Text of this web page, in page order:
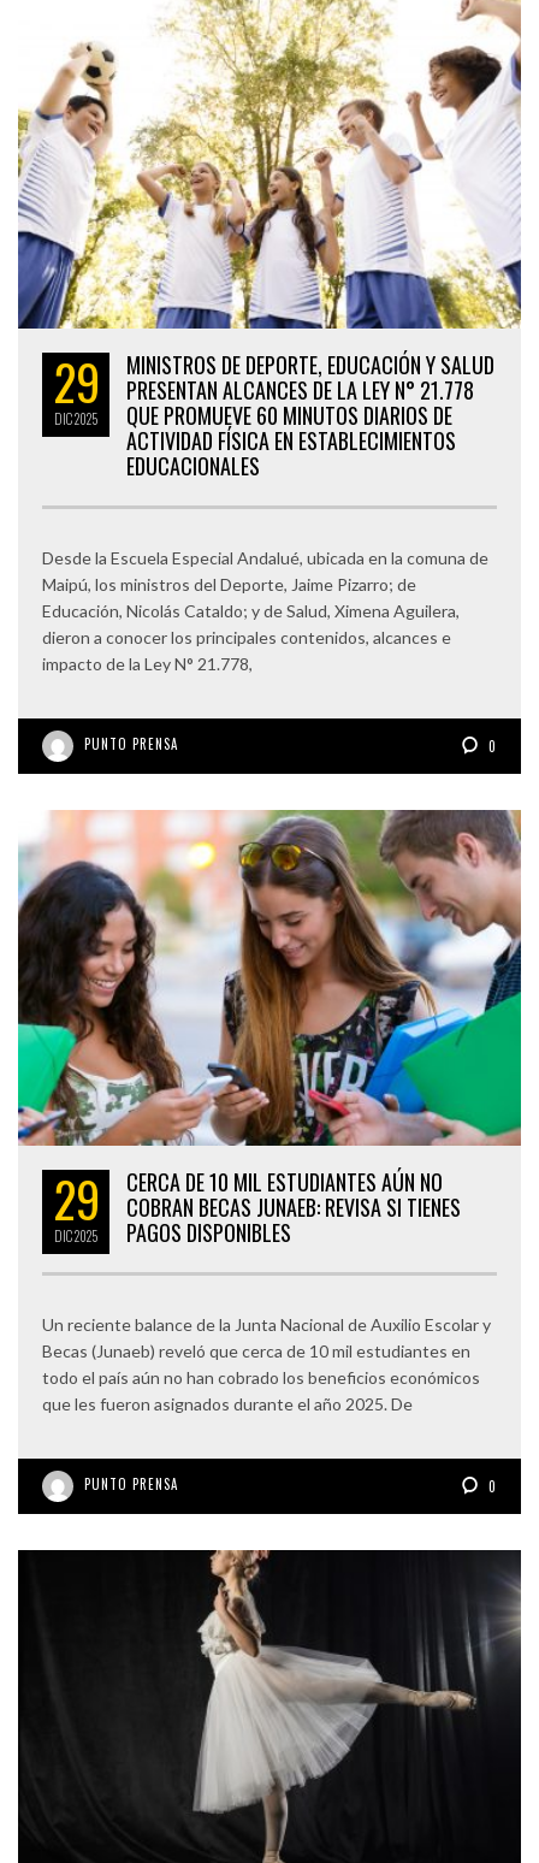
29
DIC2025
MINISTROS DE DEPORTE, EDUCACIÓN Y SALUD
PRESENTAN ALCANCES DE LA LEY N° 21.778
QUE PROMUEVE 60 MINUTOS DIARIOS DE
ACTIVIDAD FÍSICA EN ESTABLECIMIENTOS
EDUCACIONALES
Desde la Escuela Especial Andalué, ubicada en la comuna de
Maipú, los ministros del Deporte, Jaime Pizarro; de
Educación, Nicolás Cataldo; y de Salud, Ximena Aguilera,
dieron a conocer los principales contenidos, alcances e
impacto de la Ley N° 21.778,
PUNTO PRENSA 0
29
DIC2025
CERCA DE 10 MIL ESTUDIANTES AÚN NO
COBRAN BECAS JUNAEB: REVISA SI TIENES
PAGOS DISPONIBLES
Un reciente balance de la Junta Nacional de Auxilio Escolar y
Becas (Junaeb) reveló que cerca de 10 mil estudiantes en
todo el país aún no han cobrado los beneficios económicos
que les fueron asignados durante el año 2025. De
PUNTO PRENSA 0